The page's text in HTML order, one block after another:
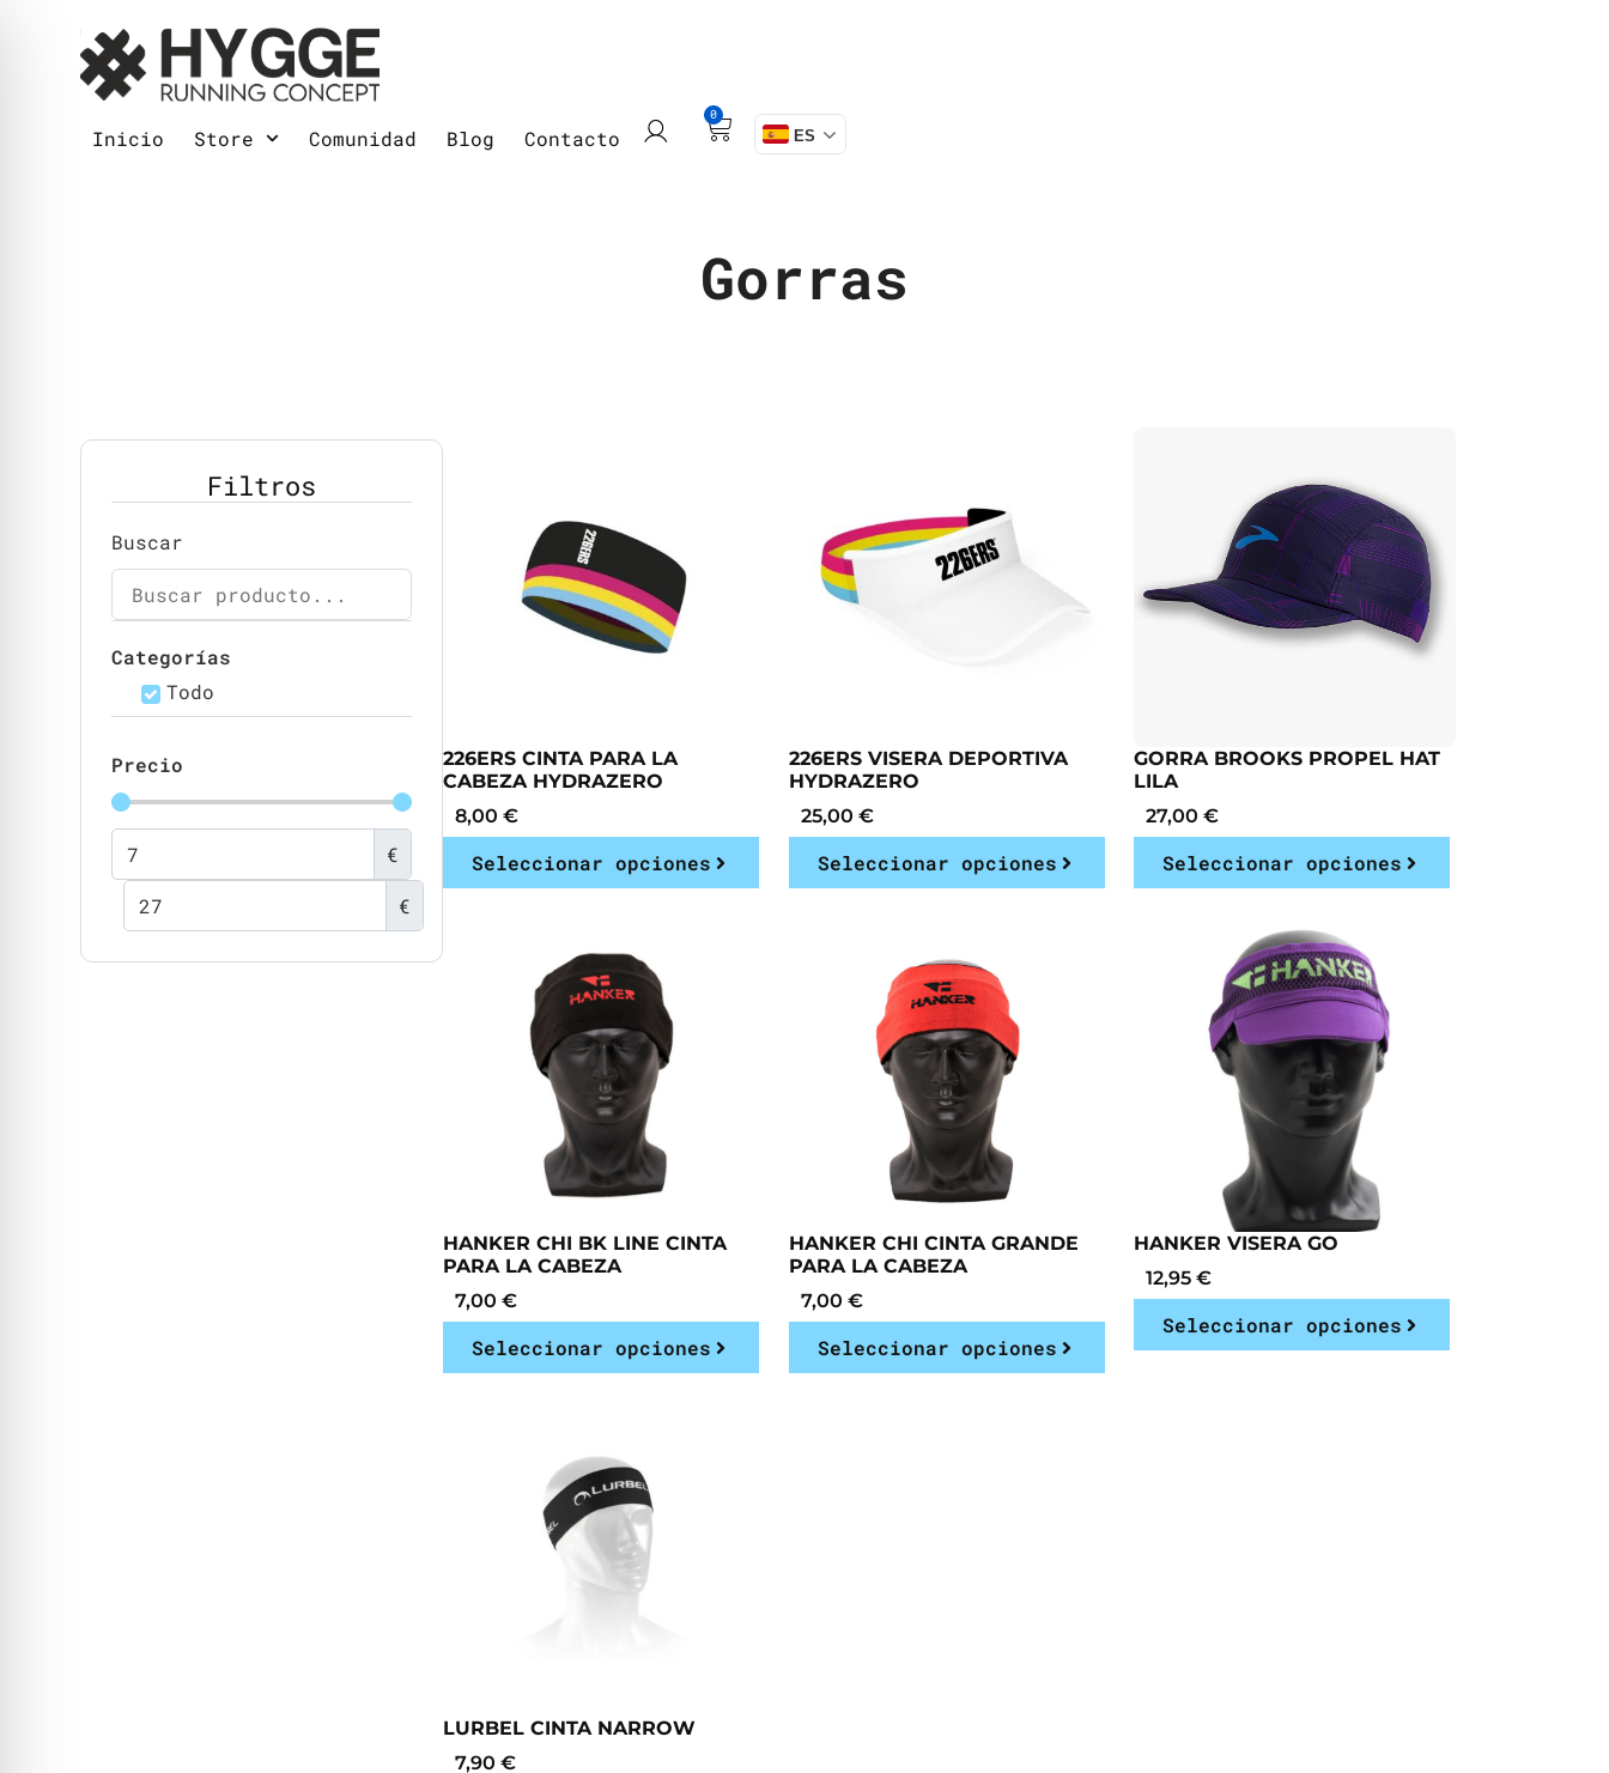
Inicio Store Comunidad Blog Contacto
0
ES
Gorras
Filtros
Buscar
Categorías
Todo
Precio
€
€
226ERS CINTA PARA LA
CABEZA HYDRAZERO
8,00 €
Seleccionar opciones
226ERS VISERA DEPORTIVA
HYDRAZERO
25,00 €
Seleccionar opciones
GORRA BROOKS PROPEL HAT
LILA
27,00€
Seleccionar opciones
HANKER CHI BK LINE CINTA
PARA LA CABEZA
7,00 €
Seleccionar opciones
HANKER CHI CINTA GRANDE
PARA LA CABEZA
7,00 €
Seleccionar opciones
HANKER VISERA GO
12,95€
Seleccionar opciones
LURBEL CINTA NARROW
7,90 €